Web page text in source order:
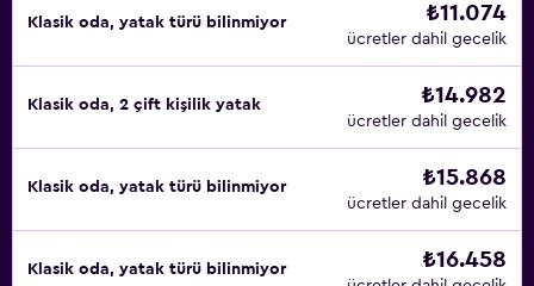
Klasik oda, yatak türü bilinmiyor ₺11.074
ücretler dahil gecelik
Klasik oda, 2 çift kişilik yatak ₺14.982
ücretler dahil gecelik
Klasik oda, yatak türü bilinmiyor ₺15.868
ücretler dahil gecelik
Klasik oda, yatak türü bilinmiyor ₺16.458